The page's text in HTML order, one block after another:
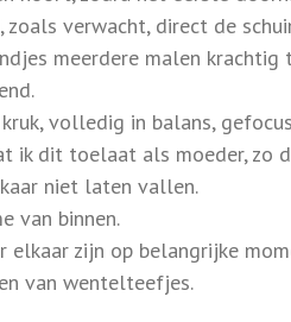
verwacht, direct de
meerdere malen krachtig
volledig in balans,
ik dit toelaat als moeder, zo
niet laten vallen.
van binnen.
zijn op belangrijke
van wentelteefjes.